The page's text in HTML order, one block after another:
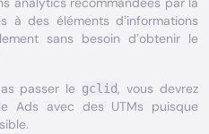
à des éléments d’informations
sans besoin d’obtenir le
passer le gclid, vous devrez
Ads avec des UTMs puisque